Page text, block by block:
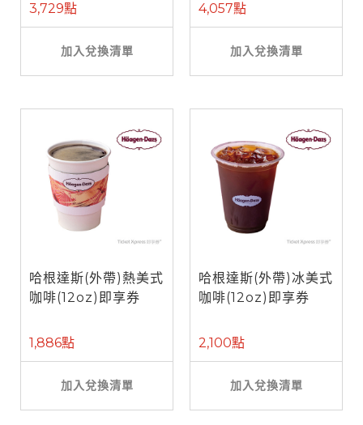
3,729點
加入兌換清單
4,057點
加入兌換清單
哈根達斯(外帶)熱美式
咖啡(12oz)即享券
1,886點
加入兌換清單
哈根達斯(外帶)冰美式
咖啡(12oz)即享券
2,100點
加入兌換清單